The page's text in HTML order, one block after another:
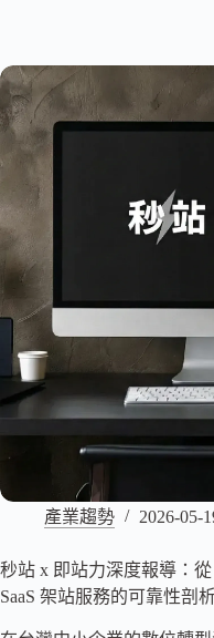
產業趨勢 2026-05-
秒站 x 即站力深度報導：
SaaS 架站服務的可靠性剖